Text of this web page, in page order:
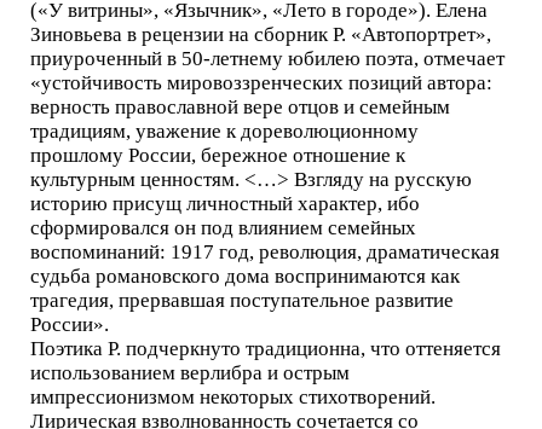
(«У витрины», «Язычник», «Лето в городе»). Елена
Зиновьева в рецензии на сборник Р. «Автопортрет»,
приуроченный в 50-летнему юбилею поэта, отмечает
«устойчивость мировоззренческих позиций автора:
верность православной вере отцов и семейным
традициям, уважение к дореволюционному
прошлому России, бережное отношение к
культурным ценностям. <…> Взгляду на русскую
историю присущ личностный характер, ибо
сформировался он под влиянием семейных
воспоминаний: 1917 год, революция, драматическая
судьба романовского дома воспринимаются как
трагедия, прервавшая поступательное развитие
России».
Поэтика Р. подчеркнуто традиционна, что оттеняется
использованием верлибра и острым
импрессионизмом некоторых стихотворений.
Лирическая взволнованность сочетается со